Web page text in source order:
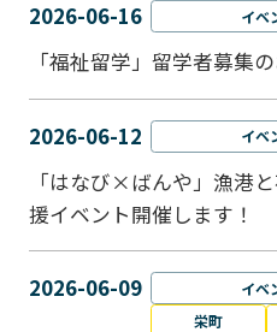
2026-06-16 イベ
「福祉留学」留学者募集
2026-06-12 イベ
「はなび×ばんや」漁港
援イベント開催します！
2026-06-09 イベ
栄町